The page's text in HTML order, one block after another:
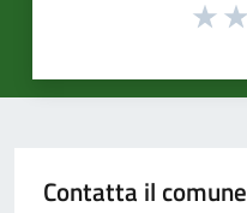
Contatta il comune